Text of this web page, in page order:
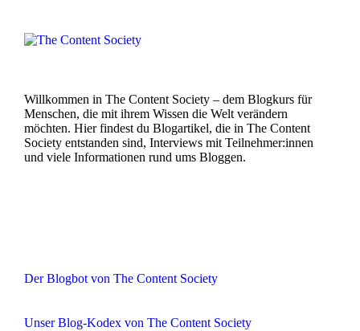
Willkommen in The Content Society – dem Blogkurs für
Menschen, die mit ihrem Wissen die Welt verändern
möchten. Hier findest du Blogartikel, die in The Content
Society entstanden sind, Interviews mit Teilnehmer:innen
und viele Informationen rund ums Bloggen.
Der Blogbot von The Content Society
Unser Blog-Kodex von The Content Society